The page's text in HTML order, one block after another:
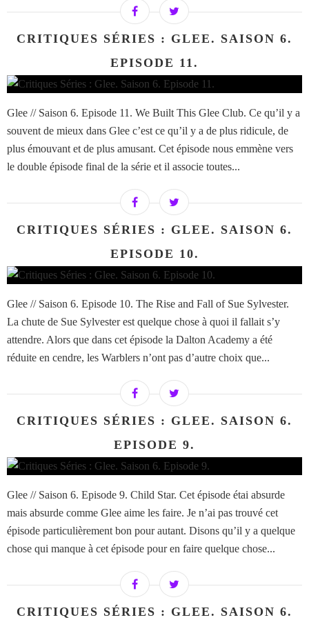
CRITIQUES SÉRIES : GLEE. SAISON 6.
EPISODE 11.
Glee // Saison 6. Episode 11. We Built This Glee Club. Ce qu’il y a
souvent de mieux dans Glee c’est ce qu’il y a de plus ridicule, de
plus émouvant et de plus amusant. Cet épisode nous emmène vers
le double épisode final de la série et il associe toutes...
CRITIQUES SÉRIES : GLEE. SAISON 6.
EPISODE 10.
Glee // Saison 6. Episode 10. The Rise and Fall of Sue Sylvester.
La chute de Sue Sylvester est quelque chose à quoi il fallait s’y
attendre. Alors que dans cet épisode la Dalton Academy a été
réduite en cendre, les Warblers n’ont pas d’autre choix que...
CRITIQUES SÉRIES : GLEE. SAISON 6.
EPISODE 9.
Glee // Saison 6. Episode 9. Child Star. Cet épisode étai absurde
mais absurde comme Glee aime les faire. Je n’ai pas trouvé cet
épisode particulièrement bon pour autant. Disons qu’il y a quelque
chose qui manque à cet épisode pour en faire quelque chose...
CRITIQUES SÉRIES : GLEE. SAISON 6.